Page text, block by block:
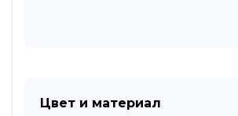
Цвет и материал